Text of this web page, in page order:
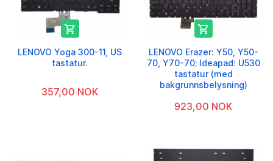

LENOVO Yoga 300-11, US
tastatur.
357,00 NOK

LENOVO Erazer: Y50, Y50-
70, Y70-70; Ideapad: U530
tastatur (med
bakgrunnsbelysning)
923,00 NOK